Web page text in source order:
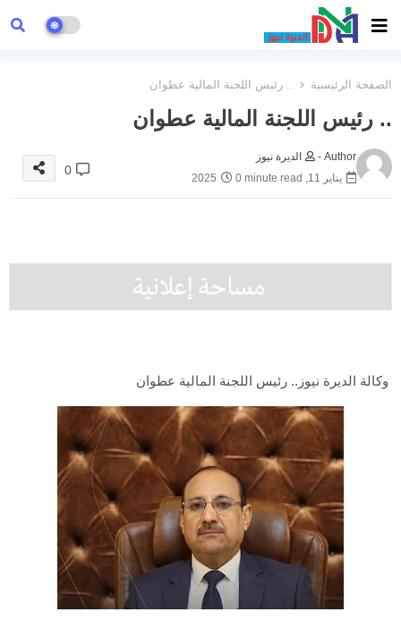
الصفحة الرئيسية .. رئيس اللجنة المالية عطوان
.. رئيس اللجنة المالية عطوان
Author -
الديرة نيوز
يناير 11, 2025
0 minute read
0
وكالة الديرة نيوز.. رئيس اللجنة المالية عطوان